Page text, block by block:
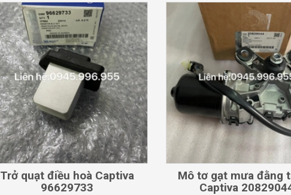
CHI TIẾT
Trở quạt điều hoà Captiva
96629733
CHI TIẾT
Mô tơ gạt mưa đằng
Captiva